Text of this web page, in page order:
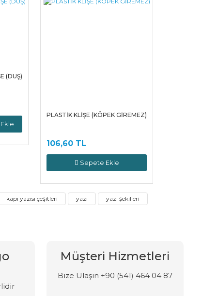
(DUŞ)
PLASTİK KLİŞE (KÖPEK GİREMEZ)
106,60 TL
Sepete Ekle
kapı yazısı çeşitleri yazı yazı şekilleri
Müşteri Hizmetleri
Bize Ulaşın +90 (541) 464 04 87